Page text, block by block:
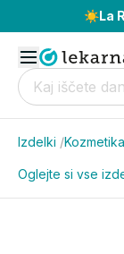
☀️La
Izdelki /Kozmetika
Oglejte si vse